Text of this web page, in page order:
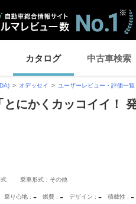
カタログ 中古車検索
オデッセイ ユーザーレビュー・評価一覧
にかくカッコイイ！
乗車形式：その他
乗り心地 - 燃費 - デザイン - 積載性 -